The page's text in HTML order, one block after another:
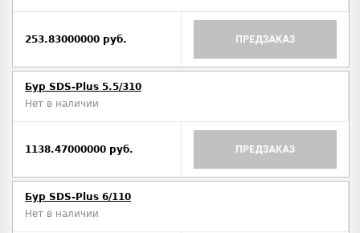
253.83000000 руб. ПРЕДЗАКАЗ
Бур SDS-Plus 5.5/310
Нет в наличии
1138.47000000 руб. ПРЕДЗАКАЗ
Бур SDS-Plus 6/110
Нет в наличии